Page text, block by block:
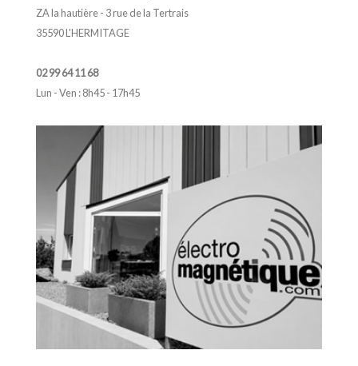
ZA la hautière - 3 rue de la Tertrais
35590 L'HERMITAGE
02 99 64 11 68
Lun - Ven : 8h45 - 17h45